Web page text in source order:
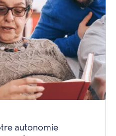
autonomie